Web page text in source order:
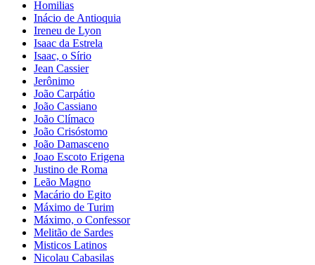
Homilias
Inácio de Antioquia
Ireneu de Lyon
Isaac da Estrela
Isaac, o Sírio
Jean Cassier
Jerônimo
João Carpátio
João Cassiano
João Clímaco
João Crisóstomo
João Damasceno
Joao Escoto Erigena
Justino de Roma
Leão Magno
Macário do Egito
Máximo de Turim
Máximo, o Confessor
Melitão de Sardes
Misticos Latinos
Nicolau Cabasilas